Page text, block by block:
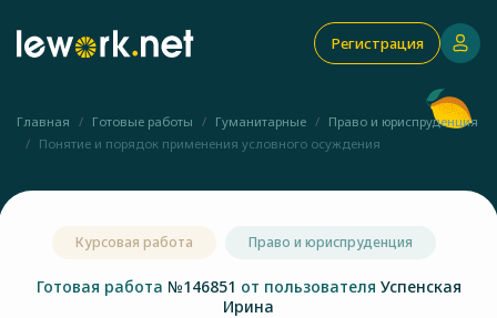
Регистрация
Главная Готовые работы Гуманитарные
Право и юриспруденция
Понятие и порядок применения условного осуждения
Курсовая работа Право и юриспруденция
Готовая работа №146851 от пользователя Успенская
Ирина